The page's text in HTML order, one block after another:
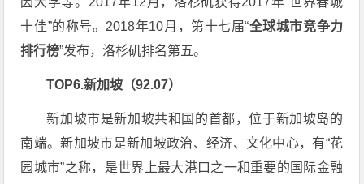
十佳”的称号。2018年10月，第十七届“全球城市竞争力
排行榜”发布，洛杉矶排名第五。
TOP6.新加坡（92.07）
新加坡市是新加坡共和国的首都，位于新加坡岛的
南端。新加坡市是新加坡政治、经济、文化中心，有“花
园城市”之称，是世界上最大港口之一和重要的国际金融